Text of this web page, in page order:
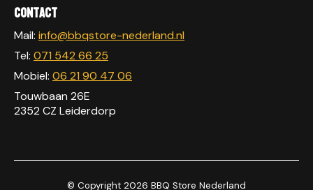
Contact
Mail: info@bbqstore-nederland.nl
Tel: 071 542 66 25
Mobiel: 06 21 90 47 06
Touwbaan 26E
2352 CZ Leiderdorp
© Copyright 2026 BBQ Store Nederland